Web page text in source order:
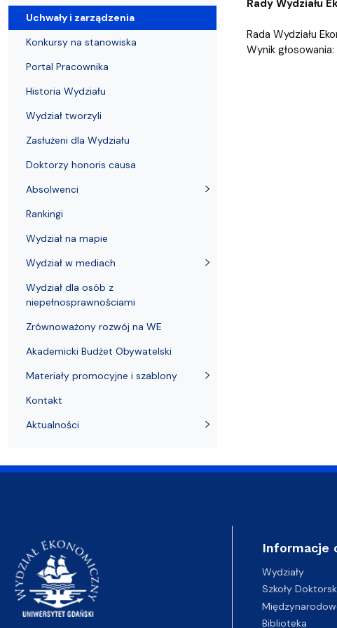
Rady Wydziału
Rada Wydziału
Wynik
Uchwały i zarządzenia
Konkursy na stanowiska
Portal Pracownika
Historia Wydziału
Wydział tworzyli
Zasłużeni dla Wydziału
Doktorzy honoris causa
Absolwenci
Rankingi
Wydział na mapie
Wydział w mediach
Wydział dla osób z
niepełnosprawnościami
Zrównoważony rozwój na WE
Akademicki Budżet Obywatelski
Materiały promocyjne i szablony
Kontakt
Aktualności
Informacje
Wydziały
Szkoły
Biblioteka